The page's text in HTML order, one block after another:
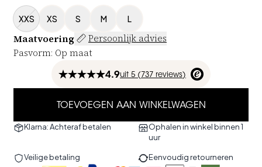
XXS XS S M L
Maatvoering
Persoonlijk advies
Pasvorm: Op maat
4.9uit 5 ( 737 reviews)
TOEVOEGEN AAN WINKELWAGEN
Klarna: Achteraf betalen
Ophalen in winkel binnen 1
uur
Veilige betaling Eenvoudig retourneren